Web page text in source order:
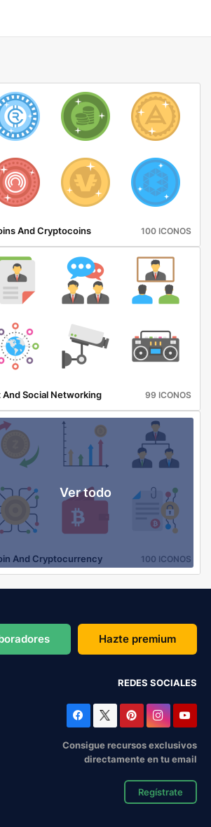
And Cryptocoins 100 ICONOS
And Social Networking 99 ICONOS
Ver todo
And Cryptocurrency 100 ICONOS
Hazte premium
REDES SOCIALES
Consigue recursos exclusivos
directamente en tu email
Regístrate